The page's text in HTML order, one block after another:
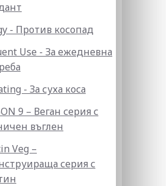
- Против косопад
Use - За ежедневна
- За суха коса
9 – Веган серия с
въглен
Veg –
серия с